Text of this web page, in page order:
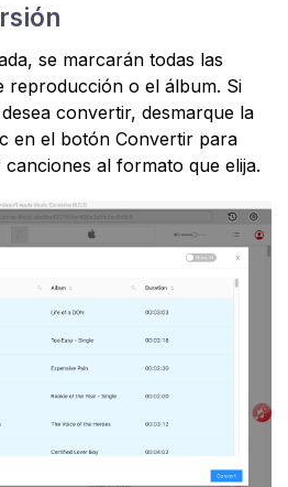
se marcarán todas las
reproducción o el álbum. Si
convertir, desmarque la
en el botón Convertir para
al formato que elija.